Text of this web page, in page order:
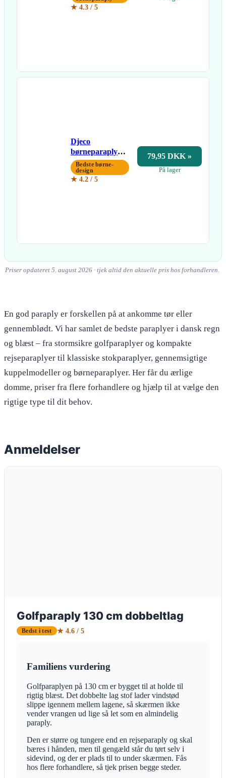
★ 4.3 / 5
Djeco
børneparaply
Regnbue
Bedste børne-
design
★ 4.2 / 5
79,95 DKK »
På lager
Priser opdateret 5. august 2026 · tjek altid den aktuelle pris hos forhandleren.
En god paraply er forskellen på at ankomme tør eller
gennemblødt. Vi har samlet de bedste paraplyer i dansk regn
og blæst – fra stormsikre golfparaplyer og kompakte
rejseparaplyer til klassiske stokparaplyer, gennemsigtige
kuppelmodeller og børneparaplyer. Her får du ærlige
domme, priser fra flere forhandlere og hjælp til at vælge den
rigtige type til dit behov.
Anmeldelser
Golfparaply 130 cm dobbeltlag
Bedst i test ★ 4.6 / 5
Familiens vurdering
Golfparaplyen på 130 cm er bygget til at holde til
rigtig blæst. Det dobbelte lag stof lader vindstød
slippe igennem mellem lagene, så skærmen ikke
vender vrangen ud lige så let som en almindelig
paraply.
Den er større og tungere end en rejseparaply og skal
bæres i hånden, men til gengæld står du tørt selv i
sidevind, og der er plads til to under skærmen. Fås
hos flere forhandlere, så tjek prisen begge steder.